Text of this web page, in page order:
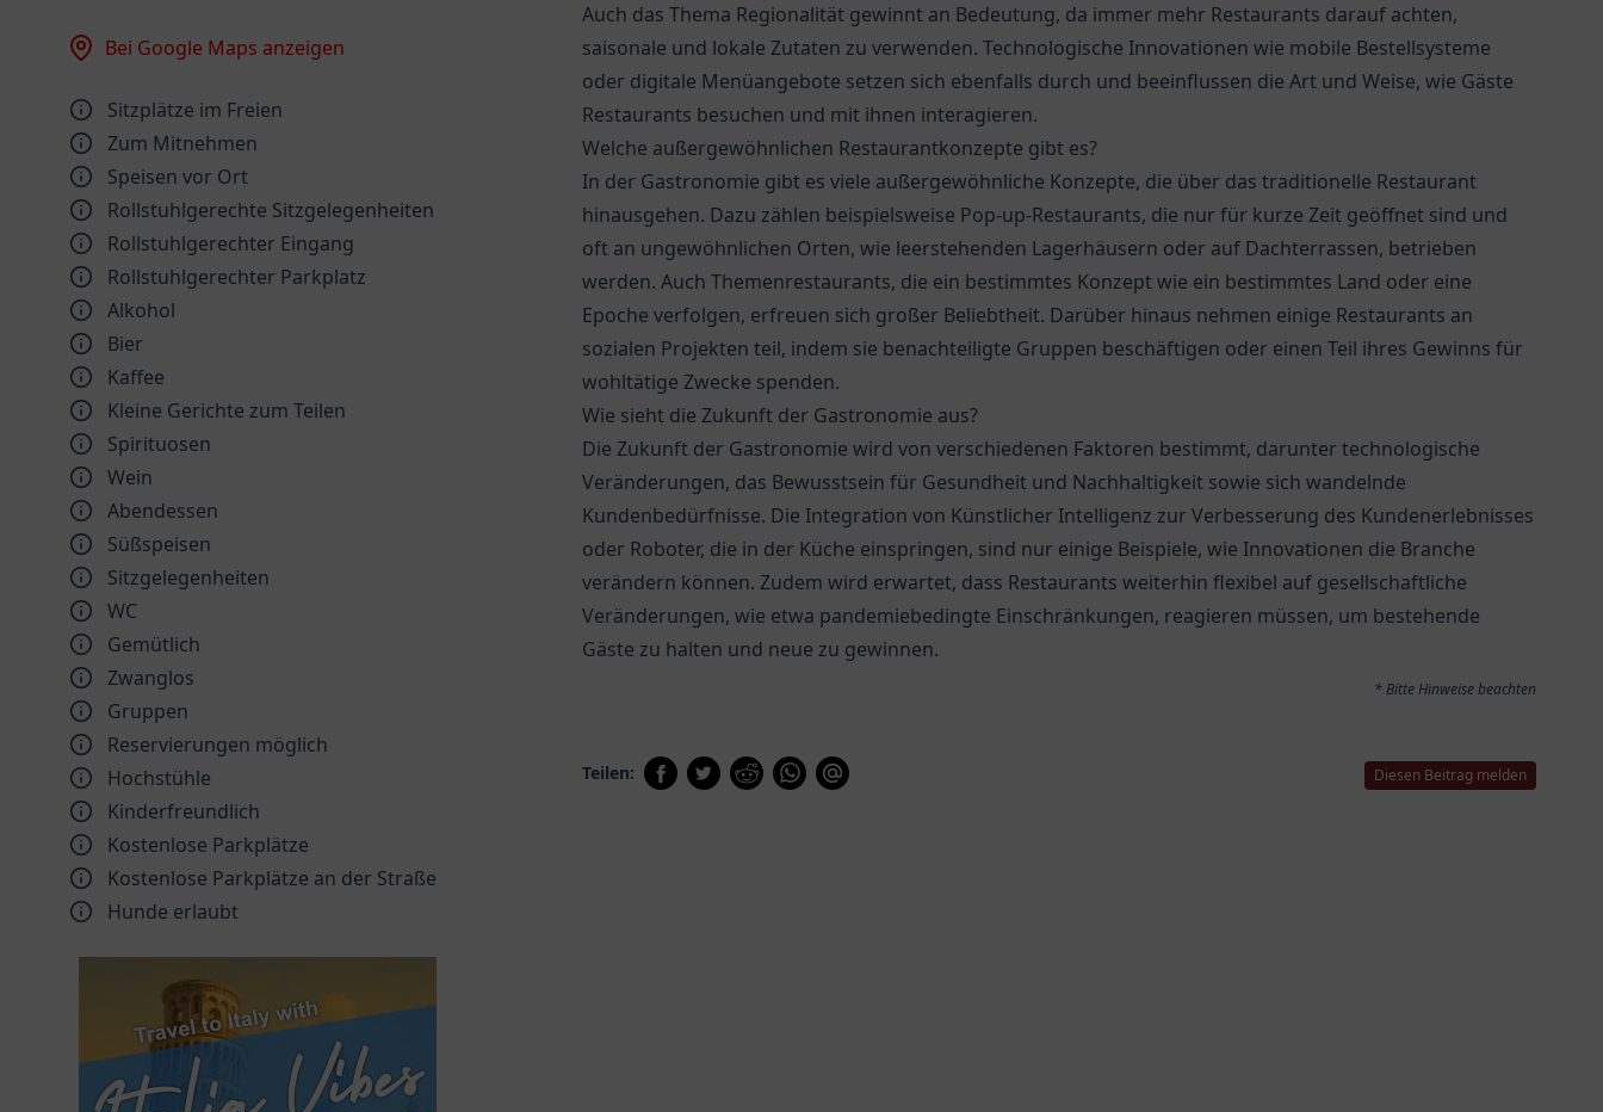
Bei Google Maps anzeigen
Sitzplätze im Freien
Zum Mitnehmen
Speisen vor Ort
Rollstuhlgerechte Sitzgelegenheiten
Rollstuhlgerechter Eingang
Rollstuhlgerechter Parkplatz
Alkohol
Bier
Kaffee
Kleine Gerichte zum Teilen
Spirituosen
Wein
Abendessen
Süßspeisen
Sitzgelegenheiten
WC
Gemütlich
Zwanglos
Gruppen
Reservierungen möglich
Hochstühle
Kinder­freundlich
Kostenlose Parkplätze
Kostenlose Parkplätze an der Straße
Hunde erlaubt
Auch das Thema Regionalität gewinnt an Bedeutung, da immer mehr Restaurants darauf achten,
saisonale und lokale Zutaten zu verwenden. Technologische Innovationen wie mobile Bestellsysteme
oder digitale Menüangebote setzen sich ebenfalls durch und beeinflussen die Art und Weise, wie Gäste
Restaurants besuchen und mit ihnen interagieren.
Welche außergewöhnlichen Restaurantkonzepte gibt es?
In der Gastronomie gibt es viele außergewöhnliche Konzepte, die über das traditionelle Restaurant
hinausgehen. Dazu zählen beispielsweise Pop-up-Restaurants, die nur für kurze Zeit geöffnet sind und
oft an ungewöhnlichen Orten, wie leerstehenden Lagerhäusern oder auf Dachterrassen, betrieben
werden. Auch Themenrestaurants, die ein bestimmtes Konzept wie ein bestimmtes Land oder eine
Epoche verfolgen, erfreuen sich großer Beliebtheit. Darüber hinaus nehmen einige Restaurants an
sozialen Projekten teil, indem sie benachteiligte Gruppen beschäftigen oder einen Teil ihres Gewinns für
wohltätige Zwecke spenden.
Wie sieht die Zukunft der Gastronomie aus?
Die Zukunft der Gastronomie wird von verschiedenen Faktoren bestimmt, darunter technologische
Veränderungen, das Bewusstsein für Gesundheit und Nachhaltigkeit sowie sich wandelnde
Kundenbedürfnisse. Die Integration von Künstlicher Intelligenz zur Verbesserung des Kundenerlebnisses
oder Roboter, die in der Küche einspringen, sind nur einige Beispiele, wie Innovationen die Branche
verändern können. Zudem wird erwartet, dass Restaurants weiterhin flexibel auf gesellschaftliche
Veränderungen, wie etwa pandemiebedingte Einschränkungen, reagieren müssen, um bestehende
Gäste zu halten und neue zu gewinnen.
* Bitte Hinweise beachten
Teilen: Diesen Beitrag melden